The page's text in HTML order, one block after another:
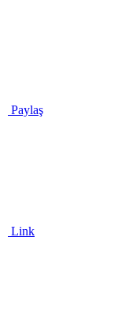
Paylaş
Link